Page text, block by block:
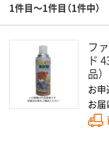
1件目～1件目（1件中）
フ
ド
品）
お申
お届